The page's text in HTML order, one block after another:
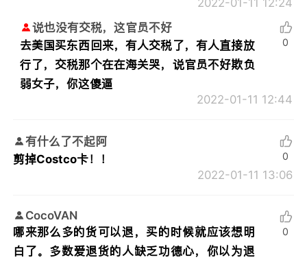
说也没有交税，这官员不好
去美国买东西回来，有人交税了，有人直接放
行了，交税那个在在海关哭，说官员不好欺负
弱女子，你这傻逼
2022-01-11 12:44
0
有什么了不起阿
剪掉Costco卡！！
2022-01-11 13:06
0
CocoVAN
哪来那么多的货可以退，买的时候就应该想明
白了。多数爱退货的人缺乏功德心，你以为退
0